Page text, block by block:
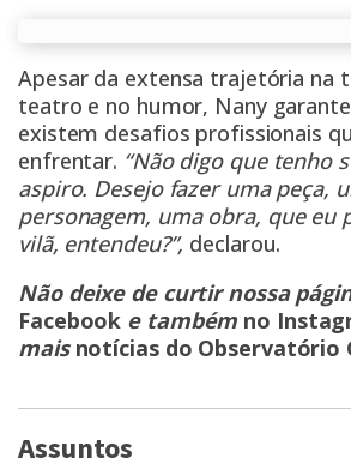
Apesar da extensa trajetória na
teatro e no humor, Nany
existem desafios profissionais
enfrentar. “Não digo que tenho
aspiro. Desejo fazer uma peça,
personagem, uma obra, que eu
vilã, entendeu?”, declarou.
Não deixe de curtir nossa
Facebook e também no
mais notícias do Observatório
Assuntos